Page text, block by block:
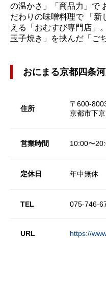
の温かさ」「商品力」で
だわりの味噌料理で 「新
える「おむすび専門店」
玉子焼き」を挟んだ「ご
おにまる京都四条
住所
〒600-
京都市下
営業時間 10:00〜
定休日 年中無休
TEL 075-746-
URL https://